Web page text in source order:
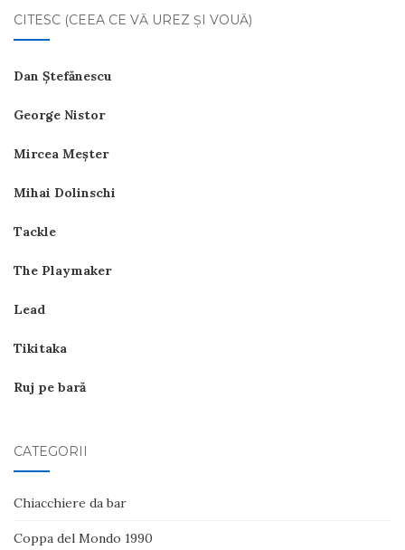
CITESC (CEEA CE VĂ UREZ ŞI VOUĂ)
Dan Ştefănescu
George Nistor
Mircea Meşter
Mihai Dolinschi
Tackle
The Playmaker
Lead
Tikitaka
Ruj pe bară
CATEGORII
Chiacchiere da bar
Coppa del Mondo 1990